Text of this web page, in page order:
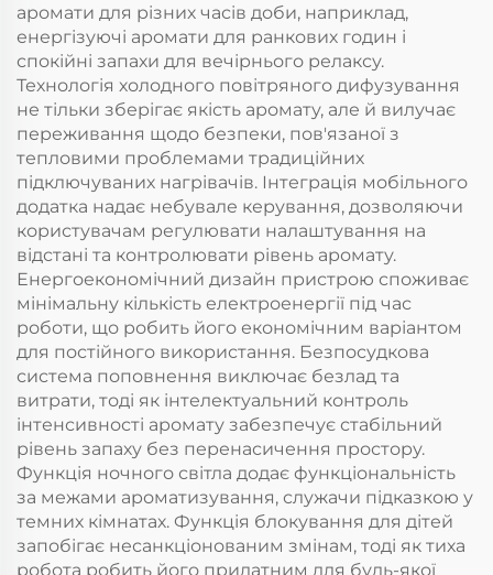
аромати для різних часів доби, наприклад,
енергізуючі аромати для ранкових годин і
спокійні запахи для вечірнього релаксу.
Технологія холодного повітряного дифузування
не тільки зберігає якість аромату, але й вилучає
переживання щодо безпеки, пов'язаної з
тепловими проблемами традиційних
підключуваних нагрівачів. Інтеграція мобільного
додатка надає небувале керування, дозволяючи
користувачам регулювати налаштування на
відстані та контролювати рівень аромату.
Енергоекономічний дизайн пристрою споживає
мінімальну кількість електроенергії під час
роботи, що робить його економічним варіантом
для постійного використання. Безпосудкова
система поповнення виключає безлад та
витрати, тоді як інтелектуальний контроль
інтенсивності аромату забезпечує стабільний
рівень запаху без перенасичення простору.
Функція ночного світла додає функціональність
за межами ароматизування, служачи підказкою у
темних кімнатах. Функція блокування для дітей
запобігає несанкціонованим змінам, тоді як тиха
робота робить його придатним для будь-якої